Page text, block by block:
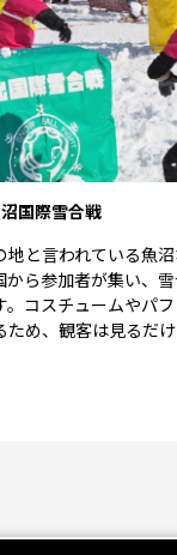
国際雪合戦
地と言われている魚
から参加者が集い、
。コスチュームやパ
ため、観客は見るだ